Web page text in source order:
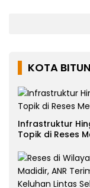
KOTA
Infrastruktur
Topik di Reses